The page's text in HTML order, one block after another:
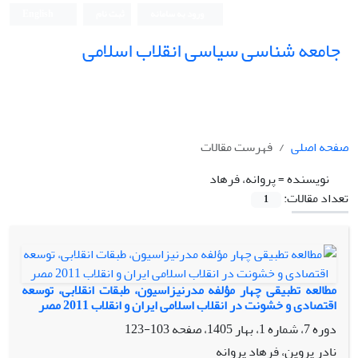
جامعه شناسی سیاسی انقلاب اسلامی
صفحه اصلی
فهرست مقالات
نویسنده =پروانه، فرهاد
تعداد مقالات:
1
مطالعه تطبیقی چهار مؤلفه مدرنیزاسیون، طبقات انقلابی، توسعه
اقتصادی و خشونت در انقلاب اسلامی ایران و انقلاب 2011 مصر
دوره 7، شماره 1، بهار 1405، صفحه
103-123
نادر پروین، فرهاد پروانه